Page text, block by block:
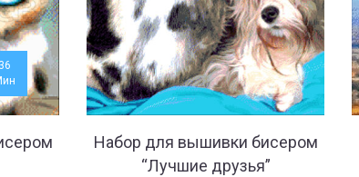
36
Набор для вышивки бисером
“Лучшие друзья”